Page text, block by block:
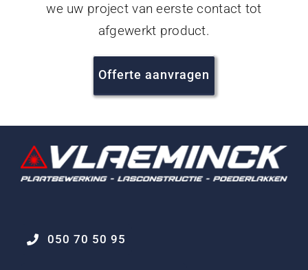
we uw project van eerste contact tot
afgewerkt product.
Offerte aanvragen
050 70 50 95